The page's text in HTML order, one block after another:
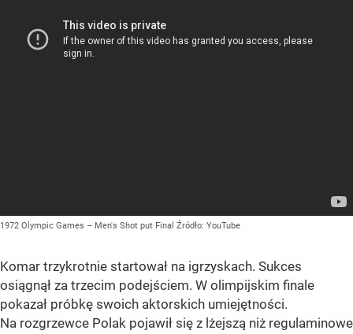
1972 Olympic Games – Men's Shot put Final Źródło: YouTube
Komar trzykrotnie startował na igrzyskach. Sukces
osiągnął za trzecim podejściem. W olimpijskim finale
pokazał próbkę swoich aktorskich umiejętności.
Na rozgrzewce Polak pojawił się z lżejszą niż regulaminowe